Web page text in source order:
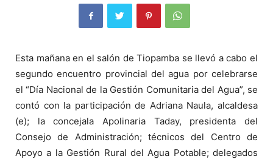
Esta mañana en el salón de Tiopamba se llevó a cabo el
segundo encuentro provincial del agua por celebrarse
el “Día Nacional de la Gestión Comunitaria del Agua”, se
contó con la participación de Adriana Naula, alcaldesa
(e); la concejala Apolinaria Taday, presidenta del
Consejo de Administración; técnicos del Centro de
Apoyo a la Gestión Rural del Agua Potable; delegados